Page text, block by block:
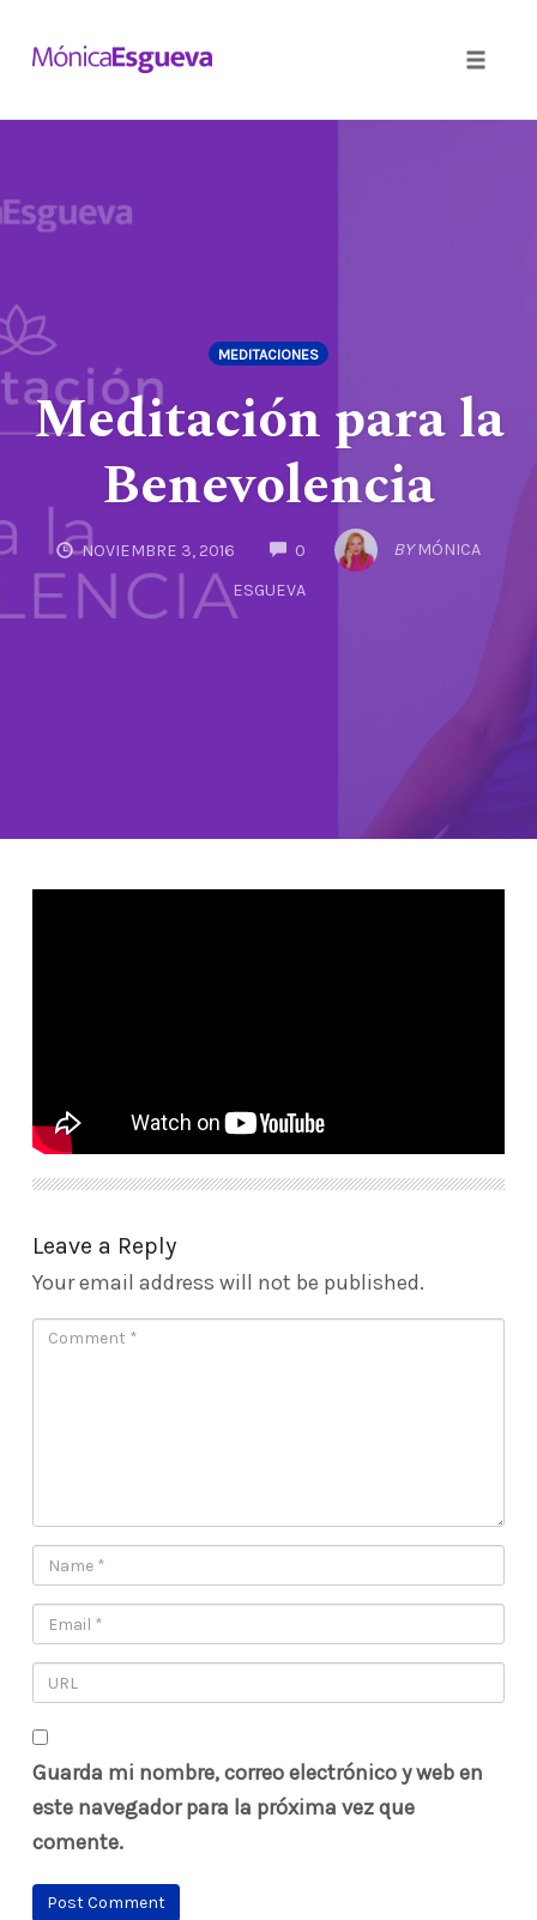
content
MEDITACIONES
Meditación para la
Benevolencia
NOVIEMBRE 3, 2016 0COMMENTSBY MÓNICA
ESGUEVA
Leave a Reply
Your email address will not be published.
Guarda mi nombre, correo electrónico y web en
este navegador para la próxima vez que
comente.